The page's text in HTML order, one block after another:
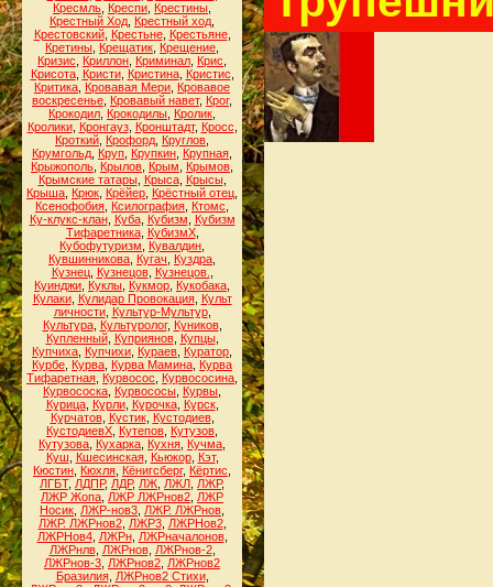
Кресмль Креспи Крестины
Крестный Ход Крестный ход
Крестовский, Крестьне, Крестьяне,
Кретины Крещатик Крещение
Кризис
Криллон Криминал Крис
Крисота, Кристи, Кристина, Кристис
Критика Кровавая Мери Кровавое
воскресенье Кровавый навет, Крог,
Крокодил Крокодилы Кролик
Кролики, Кронгауз, Кронштадт, Кросс
Кроткий Крофорд Круглов
Крумгольд Круп Крупкин Крупная
Крыжополь Крылов Крым Крымов
Крымские татары, Крыса, Крысы,
Крыша Крюк Крёйер Крёстный отец
Ксенофобия Ксилография Ктомс
Ку-клукс-клан, Куба, Кубизм
Кубизм
Тифаретника, КубизмХ,
Кубофутуризм
Кувалдин
Кувшинникова Кугач Куздра
Кузнец, Кузнецов, Кузнецов.
Куинджи Куклы Кукмор Кукобака
Кулаки, Кулидар Провокация, Культ
личности, Культур-Мультур,
Культура, Культуролог, Куников,
Купленный, Куприянов, Купцы,
Купчиха Купчихи Кураев Куратор
Курбе Курва Курва Мамина Курва
Тифаретная Курвосос Курвососина
Курвососка Курвососы Курвы
Курица, Курли, Курочка, Курск,
Курчатов, Кустик, Кустодиев,
КустодиевХ Кутепов Кутузов
Кутузова Кухарка Кухня Кучма
Куш
Кшесинская, Кьюкор, Кэт,
Кюстин Кюхля Кёнигсберг, Кёртис
ЛГБТ, ЛДПР, ЛДР, ЛЖ ЛЖЛ ЛЖР,
ЛЖР Жопа ЛЖР ЛЖРнов2 ЛЖР
Носик ЛЖР-нов3 ЛЖР. ЛЖРнов
ЛЖР. ЛЖРнов2, ЛЖР3, ЛЖРНов2,
ЛЖРНов4, ЛЖРн, ЛЖРначалонов,
ЛЖРнлв, ЛЖРнов, ЛЖРнов-2,
ЛЖРнов-3 ЛЖРнов2 ЛЖРнов2
Бразилия, ЛЖРнов2 Стихи,